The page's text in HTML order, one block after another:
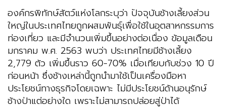
องค์กรพิทักษ์สัตว์แห่งโลกระบุว่า ปัจจุบันช้างเลี้ยงส่วน
ใหญ่ในประเทศไทยถูกผสมพันธุ์เพื่อใช้ในอุตสาหกรรมการ
ท่องเที่ยว และมีจำนวนเพิ่มขึ้นอย่างต่อเนื่อง ข้อมูลเดือน
มกราคม พ.ศ. 2563 พบว่า ประเทศไทยมีช้างเลี้ยง
2,779 ตัว เพิ่มขึ้นราว 60-70% เมื่อเทียบกับช่วง 10 ปี
ก่อนหน้า ซึ่งช้างเหล่านี้ถูกนำมาใช้เป็นเครื่องมือหา
ประโยชน์ทางธุรกิจโดยเฉพาะ ไม่มีประโยชน์ด้านอนุรักษ์
ช้างป่าแต่อย่างใด เพราะไม่สามารถปล่อยสู่ป่าได้